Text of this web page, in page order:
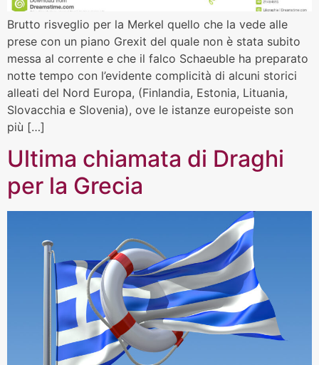
Brutto risveglio per la Merkel quello che la vede alle
prese con un piano Grexit del quale non è stata subito
messa al corrente e che il falco Schaeuble ha preparato
notte tempo con l’evidente complicità di alcuni storici
alleati del Nord Europa, (Finlandia, Estonia, Lituania,
Slovacchia e Slovenia), ove le istanze europeiste son
più […]
Ultima chiamata di Draghi
per la Grecia